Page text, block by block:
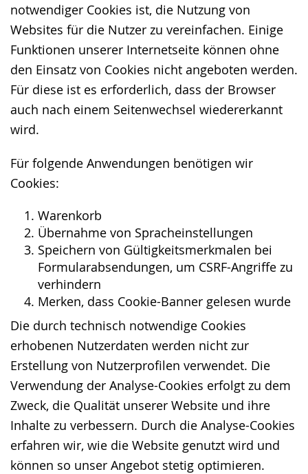
notwendiger Cookies ist, die Nutzung von
Websites für die Nutzer zu vereinfachen. Einige
Funktionen unserer Internetseite können ohne
den Einsatz von Cookies nicht angeboten werden.
Für diese ist es erforderlich, dass der Browser
auch nach einem Seitenwechsel wiedererkannt
wird.
Für folgende Anwendungen benötigen wir
Cookies:
Warenkorb
Übernahme von Spracheinstellungen
Speichern von Gültigkeitsmerkmalen bei
Formularabsendungen, um CSRF-Angriffe zu
verhindern
Merken, dass Cookie-Banner gelesen wurde
Die durch technisch notwendige Cookies
erhobenen Nutzerdaten werden nicht zur
Erstellung von Nutzerprofilen verwendet. Die
Verwendung der Analyse-Cookies erfolgt zu dem
Zweck, die Qualität unserer Website und ihre
Inhalte zu verbessern. Durch die Analyse-Cookies
erfahren wir, wie die Website genutzt wird und
können so unser Angebot stetig optimieren.